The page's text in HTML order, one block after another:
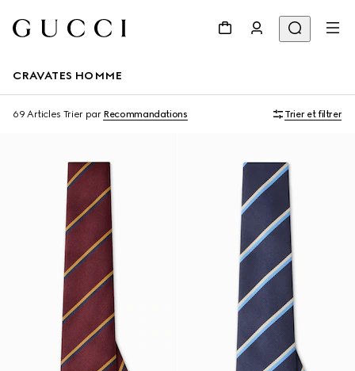
CRAVATES HOMME
69 Articles Trier par Recommandations Trier et filtrer